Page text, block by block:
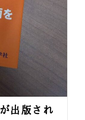
出版され